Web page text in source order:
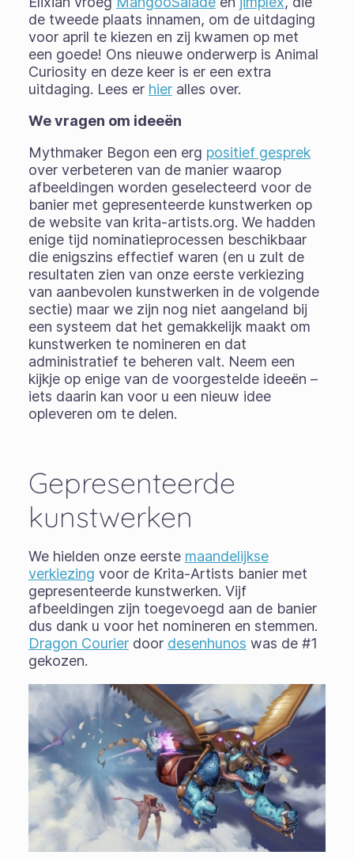
de tweede plaats innamen, om de uitdaging
voor april te kiezen en zij kwamen op met
een goede! Ons nieuwe onderwerp is Animal
Curiosity en deze keer is er een extra
uitdaging. Lees er hieralles over.
We vragen om ideeën
Mythmaker Begon een erg positief gesprek
over verbeteren van de manier waarop
afbeeldingen worden geselecteerd voor de
banier met gepresenteerde kunstwerken op
de website van krita-artists.org. We hadden
enige tijd nominatieprocessen beschikbaar
die enigszins effectief waren (en u zult de
resultaten zien van onze eerste verkiezing
van aanbevolen kunstwerken in de volgende
sectie) maar we zijn nog niet aangeland bij
een systeem dat het gemakkelijk maakt om
kunstwerken te nomineren en dat
administratief te beheren valt. Neem een
kijkje op enige van de voorgestelde ideeën –
iets daarin kan voor u een nieuw idee
opleveren om te delen.
Gepresenteerde
kunstwerken
We hielden onze eerste maandelijkse
verkiezing voor de Krita-Artists banier met
gepresenteerde kunstwerken. Vijf
afbeeldingen zijn toegevoegd aan de banier
dus dank u voor het nomineren en stemmen.
Dragon Courierdoor desenhunos was de #1
gekozen.